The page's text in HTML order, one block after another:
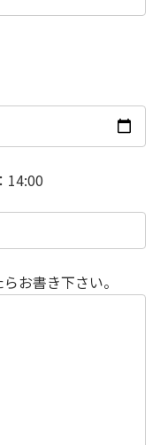
14:00
お書き下さい。